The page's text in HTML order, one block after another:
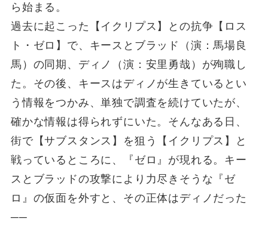
ら始まる。
過去に起こった【イクリプス】との抗争【ロス
ト・ゼロ】で、キースとブラッド（演：馬場良
馬）の同期、ディノ（演：安里勇哉）が殉職し
た。その後、キースはディノが生きているとい
う情報をつかみ、単独で調査を続けていたが、
確かな情報は得られずにいた。そんなある日、
街で【サブスタンス】を狙う【イクリプス】と
戦っているところに、『ゼロ』が現れる。キー
スとブラッドの攻撃により力尽きそうな『ゼ
ロ』の仮面を外すと、その正体はディノだった
──